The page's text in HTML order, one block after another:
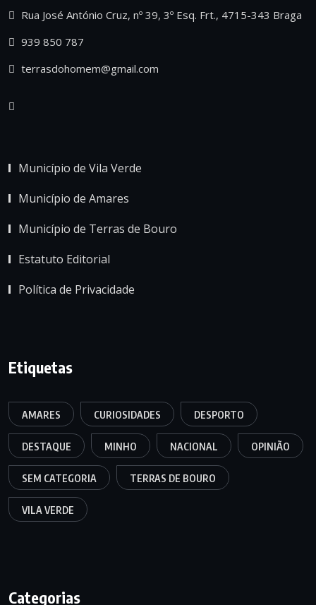
Rua José António Cruz, nº 39, 3º Esq. Frt., 4715-343 Braga
939 850 787
terrasdohomem@gmail.com
Município de Vila Verde
Município de Amares
Município de Terras de Bouro
Estatuto Editorial
Política de Privacidade
Etiquetas
AMARES CURIOSIDADES DESPORTO
DESTAQUE MINHO NACIONAL OPINIÃO
SEM CATEGORIA TERRAS DE BOURO
VILA VERDE
Categorias